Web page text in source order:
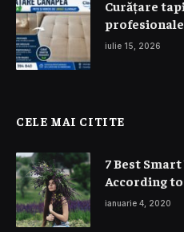
Curățare
și interior
iulie 15, 2026
CELE MAI CITITE
7 Best Smart
According
ianuarie 4, 2020